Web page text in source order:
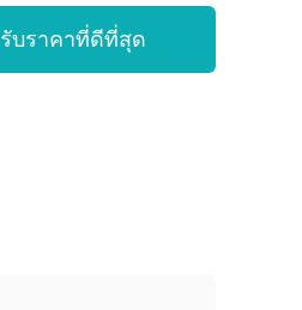
รับราคาที่ดีที่สุด